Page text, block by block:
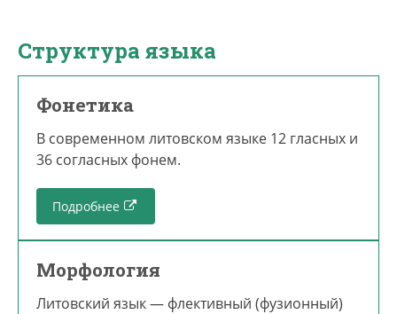
Структура языка
Фонетика
В современном литовском языке 12 гласных и
36 согласных фонем.
Подробнее
Морфология
Литовский язык — флективный (фузионный)